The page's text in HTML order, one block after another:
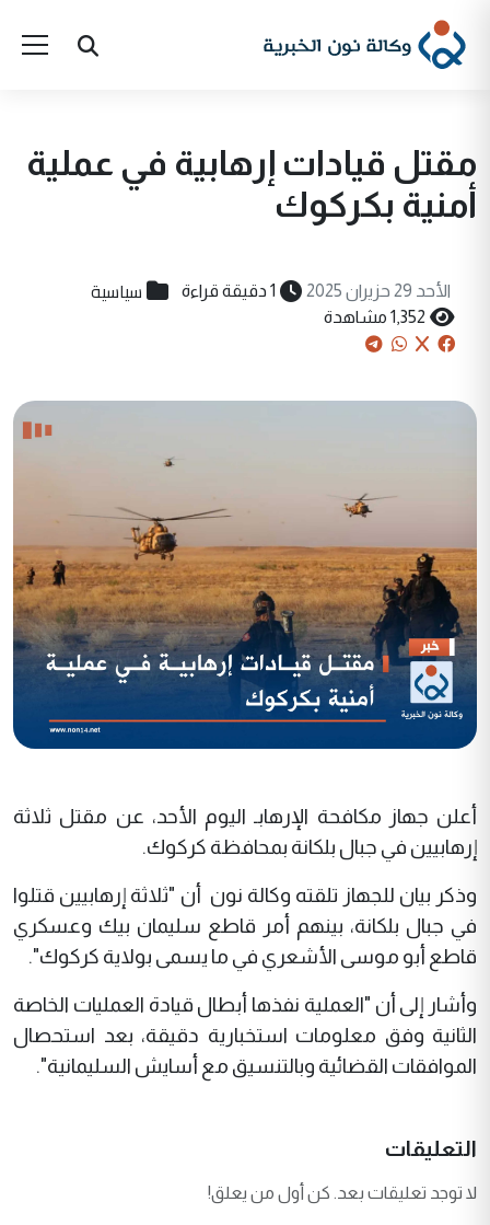
مقتل قيادات إرهابية في عملية
أمنية بكركوك
الأحد 29 حزيران 2025 1 دقيقة قراءة سياسية
1,352 مشاهدة
أعلن جهاز مكافحة الإرهابـ اليوم الأحد، عن مقتل ثلاثة
إرهابيين في جبال بلكانة بمحافظة كركوك.
وذكر بيان للجهاز تلقته وكالة نون أن "ثلاثة إرهابيين قتلوا
في جبال بلكانة، بينهم أمر قاطع سليمان بيك وعسكري
قاطع أبو موسى الأشعري في ما يسمى بولاية كركوك".
وأشار إلى أن "العملية نفذها أبطال قيادة العمليات الخاصة
الثانية وفق معلومات استخبارية دقيقة، بعد استحصال
الموافقات القضائية وبالتنسيق مع أسايش السليمانية".
التعليقات
لا توجد تعليقات بعد. كن أول من يعلق!